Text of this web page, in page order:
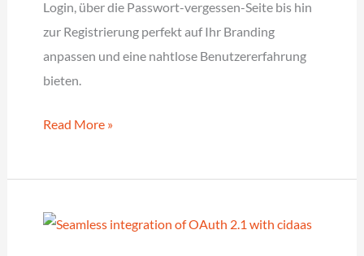
Login, über die Passwort-vergessen-Seite bis hin
zur Registrierung perfekt auf Ihr Branding
anpassen und eine nahtlose Benutzererfahrung
bieten.
Branded
Login
Read More »